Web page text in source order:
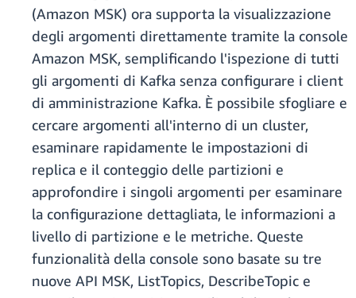
(Amazon MSK) ora supporta la visualizzazione
degli argomenti direttamente tramite la console
Amazon MSK, semplificando l'ispezione di tutti
gli argomenti di Kafka senza configurare i client
di amministrazione Kafka. È possibile sfogliare e
cercare argomenti all'interno di un cluster,
esaminare rapidamente le impostazioni di
replica e il conteggio delle partizioni e
approfondire i singoli argomenti per esaminare
la configurazione dettagliata, le informazioni a
livello di partizione e le metriche. Queste
funzionalità della console sono basate su tre
nuove API MSK, ListTopics, DescribeTopic e